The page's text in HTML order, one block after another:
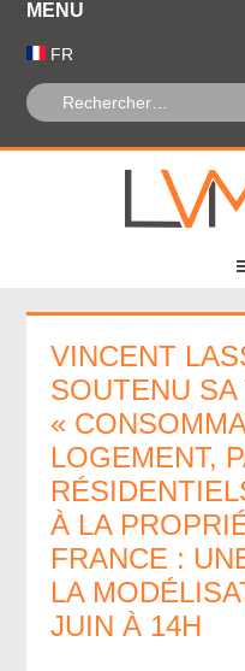
FR
VINCENT
SOUTENU
«
LOGEMENT,
À LA
FRANCE :
LA
JUIN À 14H
Panneau de gestion des